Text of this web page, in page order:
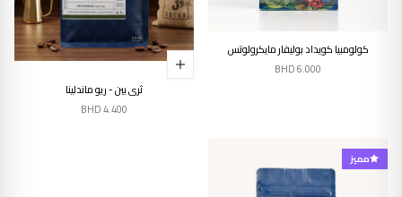
كولومبيا كويداد بوليفار مايكرولوتس
BHD6.000
ثري بين - ريو ماندلينا
BHD4.400
مميز